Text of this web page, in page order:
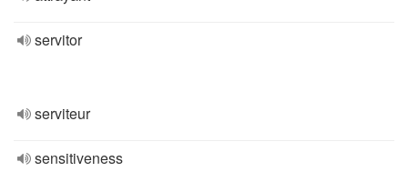
servitor
serviteur
sensitiveness